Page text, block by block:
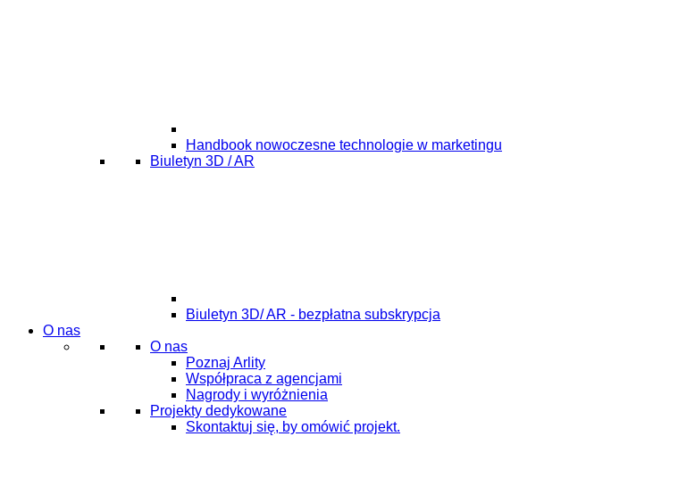
Handbook nowoczesne technologie w marketingu
Biuletyn 3D / AR
Biuletyn 3D/ AR - bezpłatna subskrypcja
O nas
O nas
Poznaj Arlity
Współpraca z agencjami
Nagrody i wyróżnienia
Projekty dedykowane
Skontaktuj się, by omówić projekt.